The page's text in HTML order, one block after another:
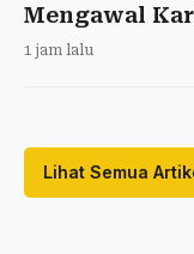
Mengawal
1 jam lalu
Lihat Semua